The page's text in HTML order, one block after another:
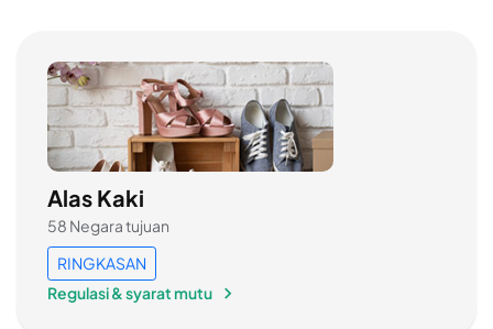
Alas Kaki
58 Negara tujuan
RINGKASAN
Regulasi & syarat mutu